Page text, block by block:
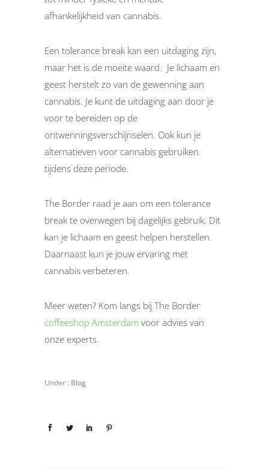
afhankelijkheid van cannabis.
Een tolerance break kan een uitdaging zijn,
maar het is de moeite waard. Je lichaam en
geest herstelt zo van de gewenning aan
cannabis. Je kunt de uitdaging aan door je
voor te bereiden op de
ontwenningsverschijnselen. Ook kun je
alternatieven voor cannabis gebruiken
tijdens deze periode.
The Border raad je aan om een tolerance
break te overwegen bij dagelijks gebruik. Dit
kan je lichaam en geest helpen herstellen.
Daarnaast kun je jouw ervaring met
cannabis verbeteren.
Meer weten? Kom langs bij The Border
coffeeshop Amsterdam voor advies van
onze experts.
Under : Blog